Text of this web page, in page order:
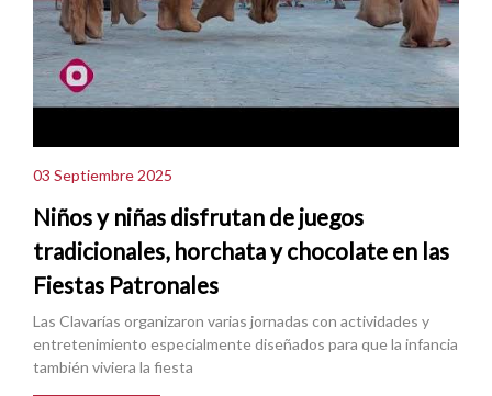
03 Septiembre 2025
Niños y niñas disfrutan de juegos
tradicionales, horchata y chocolate en las
Fiestas Patronales
Las Clavarías organizaron varias jornadas con actividades y
entretenimiento especialmente diseñados para que la infancia
también viviera la fiesta